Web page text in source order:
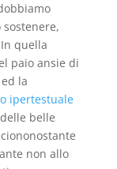
quella
paio ansie di
la
ipertestuale
belle
non allo